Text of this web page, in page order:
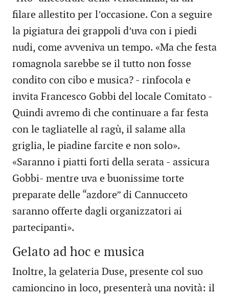
filare allestito per l’occasione. Con a seguire
la pigiatura dei grappoli d’uva con i piedi
nudi, come avveniva un tempo. «Ma che festa
romagnola sarebbe se il tutto non fosse
condito con cibo e musica? - rinfocola e
invita Francesco Gobbi del locale Comitato -
Quindi avremo di che continuare a far festa
con le tagliatelle al ragù, il salame alla
griglia, le piadine farcite e non solo».
«Saranno i piatti forti della serata - assicura
Gobbi- mentre uva e buonissime torte
preparate delle “azdore” di Cannucceto
saranno offerte dagli organizzatori ai
partecipanti».
Gelato ad hoc e musica
Inoltre, la gelateria Duse, presente col suo
camioncino in loco, presenterà una novità: il